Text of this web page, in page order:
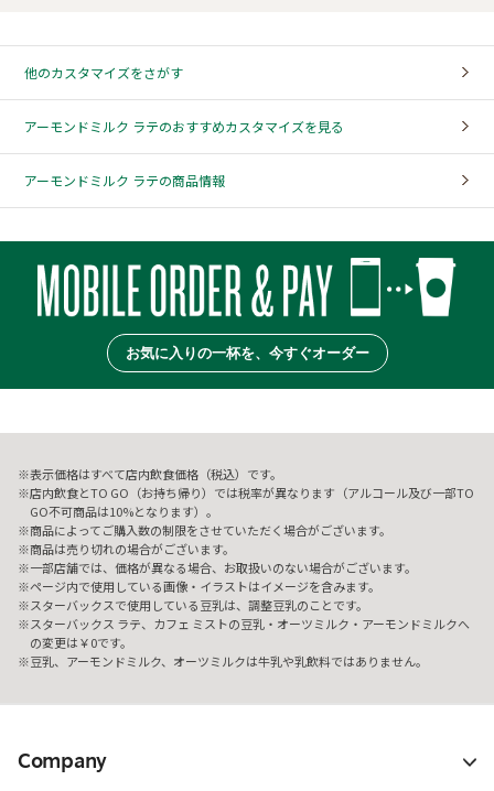
他のカスタマイズをさがす
アーモンドミルク ラテのおすすめカスタマイズを見る
アーモンドミルク ラテの商品情報
お気に入りの一杯を、今すぐオーダー
表示価格はすべて店内飲食価格（税込）です。
店内飲食とTO GO（お持ち帰り）では税率が異なります（アルコール及び一部TO
GO不可商品は10%となります）。
商品によってご購入数の制限をさせていただく場合がございます。
商品は売り切れの場合がございます。
一部店舗では、価格が異なる場合、お取扱いのない場合がございます。
ページ内で使用している画像・イラストはイメージを含みます。
スターバックスで使用している豆乳は、調整豆乳のことです。
スターバックス ラテ、カフェ ミストの豆乳・オーツミルク・アーモンドミルクへ
の変更は￥0です。
豆乳、アーモンドミルク、オーツミルクは牛乳や乳飲料ではありません。
Company